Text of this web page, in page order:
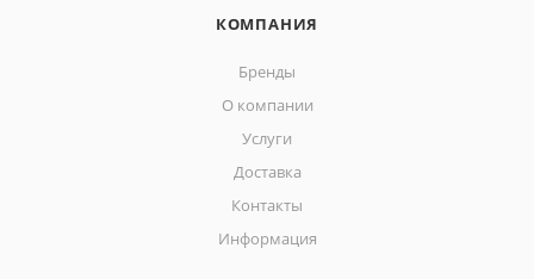
КОМПАНИЯ
Бренды
О компании
Услуги
Доставка
Контакты
Информация